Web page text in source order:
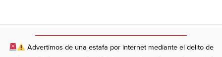
Advertimos de una estafa por internet mediante el delito de